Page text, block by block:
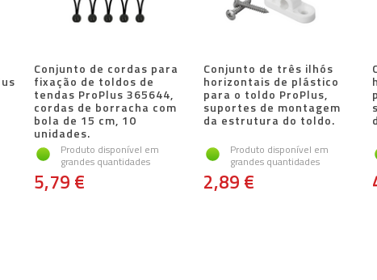
Conjunto de cordas para
fixação de toldos de
tendas ProPlus 365644,
cordas de borracha com
bola de 15 cm, 10
unidades.
Produto disponível em
grandes quantidades
5,79 €
Conjunto de três ilhós
horizontais de plástico
para o toldo ProPlus,
suportes de montagem
da estrutura do toldo.
Produto disponível em
grandes quantidades
2,89 €